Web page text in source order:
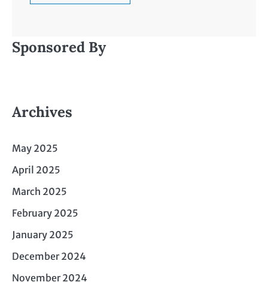
Sponsored By
Archives
May 2025
April 2025
March 2025
February 2025
January 2025
December 2024
November 2024